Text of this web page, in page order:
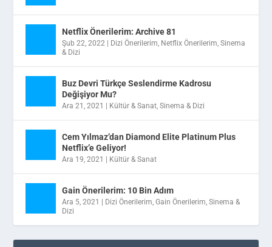
Netflix Önerilerim: Archive 81
Şub 22, 2022 Dizi Önerilerim, Netflix Önerilerim,Sinema
& Dizi
Buz Devri Türkçe Seslendirme Kadrosu
Değişiyor Mu?
Ara 21, 2021 Kültür & Sanat,Sinema & Dizi
Cem Yılmaz’dan Diamond Elite Platinum Plus
Netflix’e Geliyor!
Ara 19, 2021 Kültür & Sanat
Gain Önerilerim: 10 Bin Adım
Ara 5, 2021 Dizi Önerilerim,Gain Önerilerim,Sinema &
Dizi